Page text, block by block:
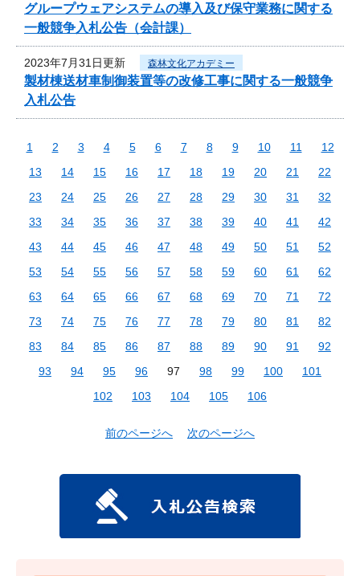
グループウェアシステムの導入及び保守業務に関する
一般競争入札公告（会計課）
2023年7月31日更新 森林文化アカデミー
製材棟送材車制御装置等の改修工事に関する一般競争
入札公告
1 2 3 4 5 6 7 8 9 10 11
12
13
14 15 16 17 18 19 20 21
22
23
24 25 26 27 28 29 30 31
32
33
34 35 36 37 38 39 40 41
42
43
44 45 46 47 48 49 50 51
52
53
54 55 56 57 58 59 60 61
62
63
64 65 66 67 68 69 70 71
72
73
74 75 76 77 78 79 80 81
82
83
84 85 86 87 88 89 90 91
92
93
94 95 96 97 98 99 100
101
102
103 104 105 106
前のページへ 次のページへ